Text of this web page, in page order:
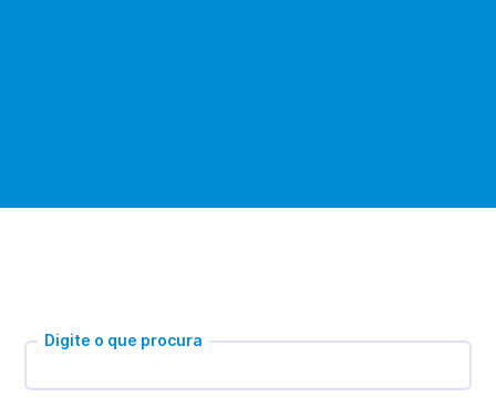
Digite o que procura